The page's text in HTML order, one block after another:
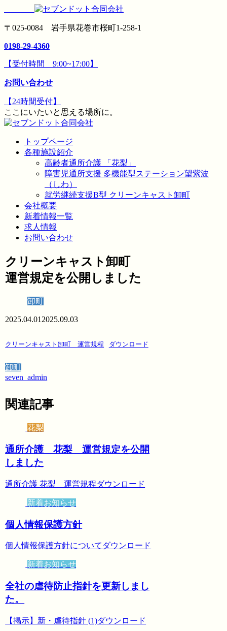
〒025-0084 岩手県花巻市桜町1-258-1
0198-29-4360
【受付時間 9:00~17:00】
お問い合わせ
【24時間受付】
ここにいたいと思える場所に。
トップページ
各種施設紹介
高齢者通所介護 「花梨」
障害児通所支援 多機能型ステーション望紫波
（しわ）
就労継続支援B型 クリーンキャスト卸町
会社概要
新着情報一覧
求人情報
お問い合わせ
クリーンキャスト卸町
運営規定を公開しました
卸町
2025.04.01 2025.09.03
クリーンキャスト卸町 運営規程 ダウンロード
卸町
seven_admin
関連記事
花梨
通所介護 花梨 運営規定を公開
しました
通所介護 花梨 運営規程ダウンロード
新着お知らせ
個人情報保護方針
個人情報保護方針についてダウンロード
新着お知らせ
全社の虐待防止指針を更新しまし
た。
【掲示】新・虐待指針 (1)ダウンロード